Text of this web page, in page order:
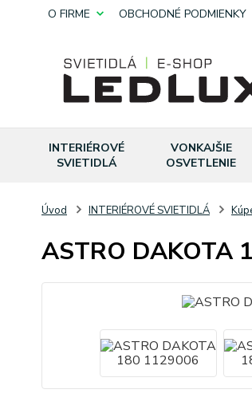
O FIRME OBCHODNÉ PODMIENKY
INTERIÉROVÉ
SVIETIDLÁ
VONKAJŠIE
OSVETLENIE
Úvod INTERIÉROVÉ SVIETIDLÁ
ASTRO DAKOTA